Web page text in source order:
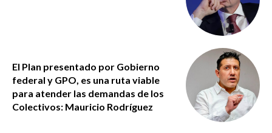
El Plan presentado por Gobierno
federal y GPO, es una ruta viable
para atender las demandas de los
Colectivos: Mauricio Rodríguez